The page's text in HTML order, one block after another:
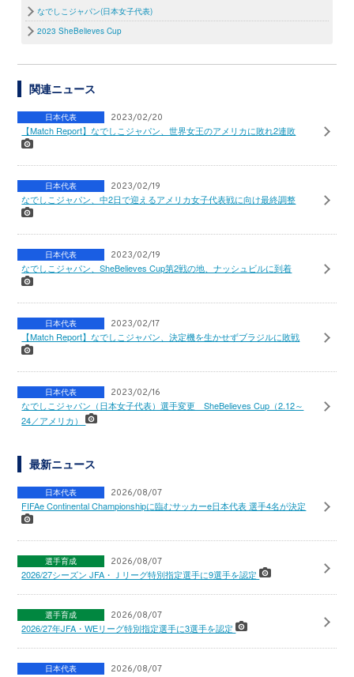
なでしこジャパン(日本女子代表)
2023 SheBelieves Cup
関連ニュース
日本代表 2023/02/20
【Match Report】なでしこジャパン、世界女王のアメリカに敗れ2連敗
日本代表 2023/02/19
なでしこジャパン、中2日で迎えるアメリカ女子代表戦に向け最終調整
日本代表 2023/02/19
なでしこジャパン、SheBelieves Cup第2戦の地、ナッシュビルに到着
日本代表 2023/02/17
【Match Report】なでしこジャパン、決定機を生かせずブラジルに敗戦
日本代表 2023/02/16
なでしこジャパン（日本女子代表）選手変更 SheBelieves Cup（2.12～
24／アメリカ）
最新ニュース
日本代表 2026/08/07
FIFAe Continental Championshipに臨むサッカーe日本代表 選手4名が決定
選手育成 2026/08/07
2026/27シーズン JFA・Ｊリーグ特別指定選手に9選手を認定
選手育成 2026/08/07
2026/27年JFA・WEリーグ特別指定選手に3選手を認定
日本代表 2026/08/07